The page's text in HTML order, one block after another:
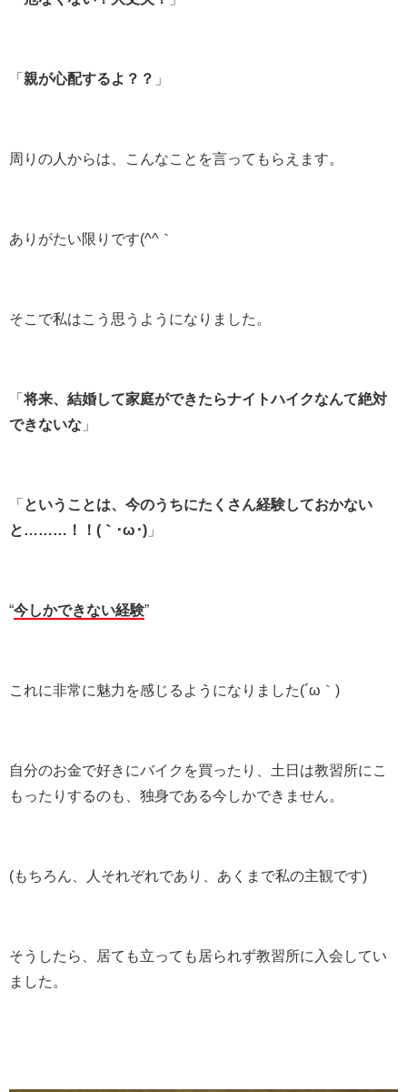
「 親が心配するよ？？ 」
周りの人からは、こんなことを言ってもらえます。
ありがたい限りです(^^｀
そこで私はこう思うようになりました。
「将来、結婚して家庭ができたらナイトハイクなんて絶対
できないな 」
「 ということは、今のうちにたくさん経験しておかない
と………！！(｀･ω･) 」
“今しかできない経験”
これに非常に魅力を感じるようになりました(´ω｀)
自分のお金で好きにバイクを買ったり、土日は教習所にこ
もったりするのも、独身である今しかできません。
(もちろん、人それぞれであり、あくまで私の主観です)
そうしたら、居ても立っても居られず教習所に入会してい
ました。